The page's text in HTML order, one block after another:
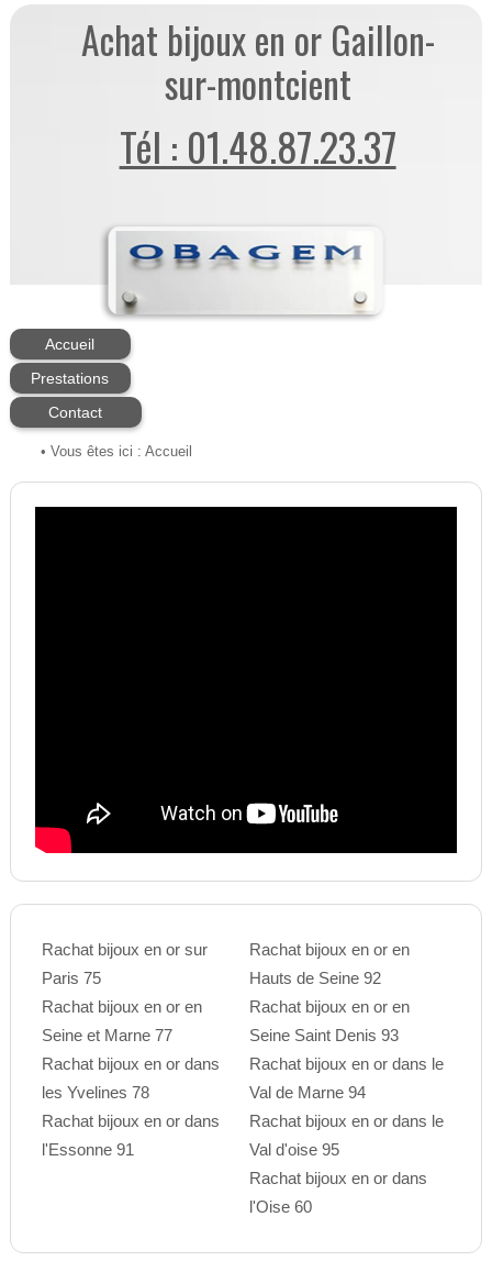
Achat bijoux en or Gaillon-
sur-montcient
Tél : 01.48.87.23.37
Accueil
Prestations
Contact
• Vous êtes ici : Accueil
Rachat bijoux en or sur
Paris 75
Rachat bijoux en or en
Seine et Marne 77
Rachat bijoux en or dans
les Yvelines 78
Rachat bijoux en or dans
l'Essonne 91
Rachat bijoux en or en
Hauts de Seine 92
Rachat bijoux en or en
Seine Saint Denis 93
Rachat bijoux en or dans le
Val de Marne 94
Rachat bijoux en or dans le
Val d'oise 95
Rachat bijoux en or dans
l'Oise 60